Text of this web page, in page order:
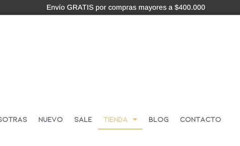
Envío GRATIS por compras mayores a $400.000
Nuevo Sale Tienda Blog Contacto